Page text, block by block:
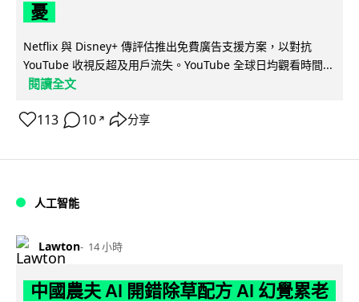
憂
Netflix 與 Disney+ 傳評估推出免費廣告支援方案，以對抗
YouTube 收視反超及用戶流失。YouTube 全球日均觀看時間...
閱讀全文
113 10 ↗ 分享
人工智能
Lawton 14 小時
中國農夫 AI 開錯除草配方 AI 幻覺累老